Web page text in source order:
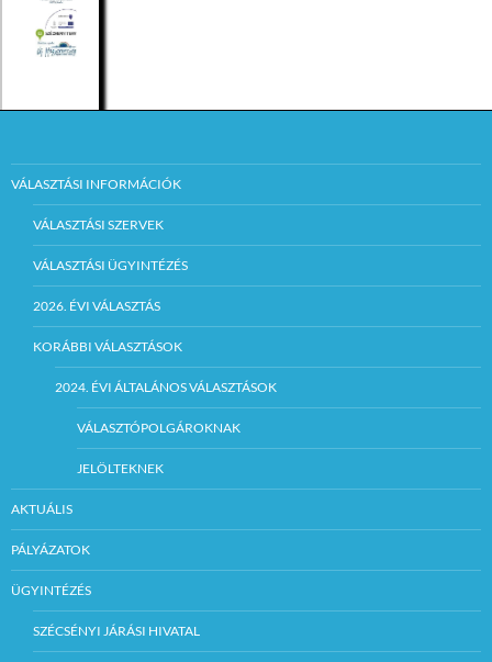
VÁLASZTÁSI INFORMÁCIÓK
VÁLASZTÁSI SZERVEK
VÁLASZTÁSI ÜGYINTÉZÉS
2026. ÉVI VÁLASZTÁS
KORÁBBI VÁLASZTÁSOK
2024. ÉVI ÁLTALÁNOS VÁLASZTÁSOK
VÁLASZTÓPOLGÁROKNAK
JELÖLTEKNEK
AKTUÁLIS
PÁLYÁZATOK
ÜGYINTÉZÉS
SZÉCSÉNYI JÁRÁSI HIVATAL